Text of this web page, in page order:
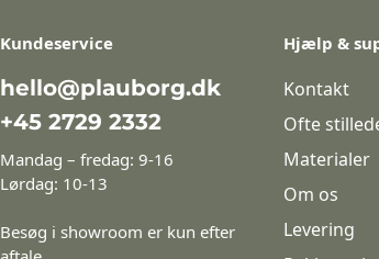
Kundeservice
hello@plauborg.dk
+45 2729 2332
Mandag – fredag: 9-16
Lørdag: 10-13
Besøg i showroom er kun efter
Hjælp &
Kontakt
Ofte
Materialer
Om os
Levering